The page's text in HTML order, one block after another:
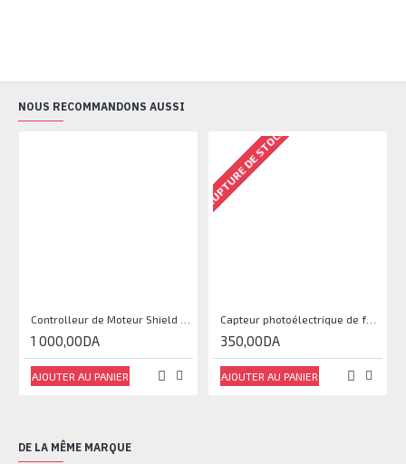
NOUS RECOMMANDONS AUSSI
1 000,00DA
AJOUTER AU PANIER
RUPTURE DE STOCK
Capteur photoélectrique de faisceau Module de capteur IR
350,00DA
AJOUTER AU PANIER
DE LA MÊME MARQUE